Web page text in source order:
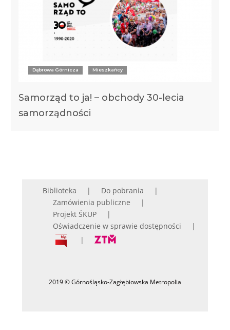
Dąbrowa Górnicza Mieszkańcy
Samorząd to ja! – obchody 30-lecia
samorządności
Biblioteka
Do pobrania
Zamówienia publiczne
Projekt ŚKUP
Oświadczenie w sprawie dostępności
2019 © Górnośląsko-Zagłębiowska Metropolia